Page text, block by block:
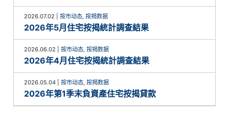
2026.07.02 |按市动态 ,按揭数据
2026年5月住宅按揭統計調查結果
2026.06.02 |按市动态 ,按揭数据
2026年4月住宅按揭統計調查結果
2026.05.04 |按市动态 ,按揭数据
2026年第1季末負資產住宅按揭貸款